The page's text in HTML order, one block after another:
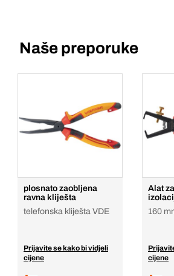
Naše preporuke
plosnato zaobljena
ravna kliješta
telefonska kliješta VDE
Prijavite se kako bi vidjeli
cijene
Alat
160
cijene